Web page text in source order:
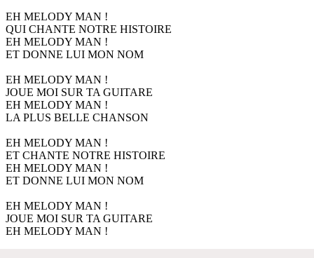
EH MELODY MAN !
QUI CHANTE NOTRE HISTOIRE
EH MELODY MAN !
ET DONNE LUI MON NOM
EH MELODY MAN !
JOUE MOI SUR TA GUITARE
EH MELODY MAN !
LA PLUS BELLE CHANSON
EH MELODY MAN !
ET CHANTE NOTRE HISTOIRE
EH MELODY MAN !
ET DONNE LUI MON NOM
EH MELODY MAN !
JOUE MOI SUR TA GUITARE
EH MELODY MAN !